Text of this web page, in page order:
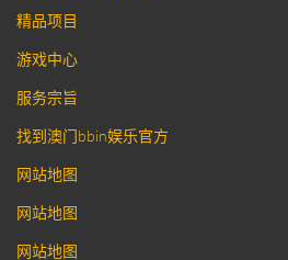
精品项目
游戏中心
服务宗旨
找到澳门bbin娱乐官方
网站地图
网站地图
网站地图